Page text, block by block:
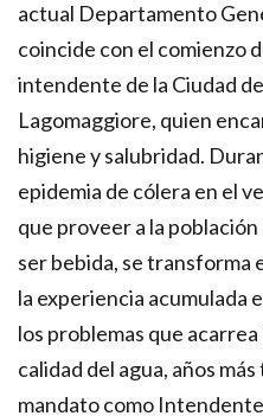
actual Departamento
coincide con el comienzo
intendente de la Ciudad
Lagomaggiore, quien
higiene y salubridad.
epidemia de cólera en el
que proveer a la
ser bebida, se transforma
la experiencia acumulada
los problemas que
calidad del agua, años
mandato como